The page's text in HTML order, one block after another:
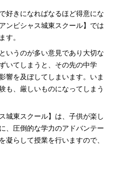
好きになればなるほど得意にな
ンビシャス城東スクール】では
す。
いうのが多い意見であり大切な
いてしまうと、その先の中学
響を及ぼしてしまいます。いま
も、厳しいものになってしまう
城東スクール】は、子供が楽し
、圧倒的な学力のアドバンテー
凝らして授業を行いますので、